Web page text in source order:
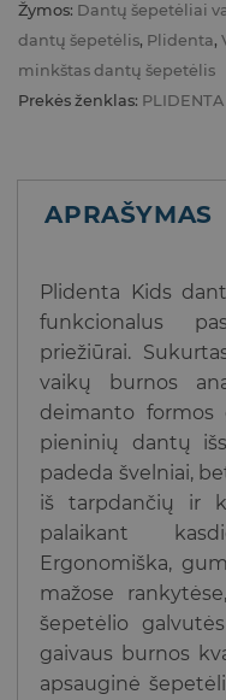
Žymos: Dantų šepetėliai
dantų šepetėlis, Plidenta,
minkštas dantų šepetėlis
Prekės ženklas: PLIDENTA
APRAŠYMAS
Plidenta Kids
funkcionalus
priežiūrai.
vaikų burnos
deimanto formos
pieninių dantų
padeda švelniai,
iš tarpdančių ir
palaikant
Ergonomiška,
mažose
šepetėlio
gaivaus burnos
apsauginė